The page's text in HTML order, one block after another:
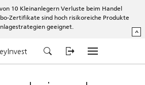
10 Kleinanlegern Verluste beim Handel
Zertifikate sind hoch risikoreiche Produkte
geeignet.
^